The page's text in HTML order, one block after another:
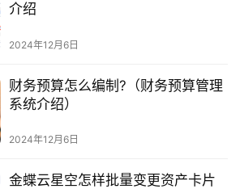
介绍
2024年12月6日
财务预算怎么编制?（财务预算管理
系统介绍）
2024年12月6日
金蝶云星空怎样批量变更资产卡片